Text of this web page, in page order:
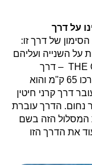
על דרך
של דרך זו:
השנייה ועליהם
יש סמל עוגן עם הכיתוב: THE GOSPEL TRAIL – דרך
הבשורה. דרך הבשורה היא נתיב רגלי שאורכו 65 ק"מ והוא
דרך קרני חיטין
נחום. הדרך עוברת
המסלול הזה בשם
את הדרך הזו